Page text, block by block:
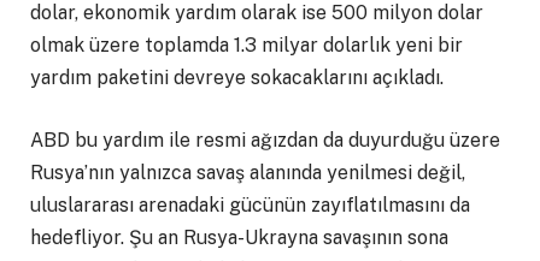
dolar, ekonomik yardım olarak ise 500 milyon dolar
olmak üzere toplamda 1.3 milyar dolarlık yeni bir
yardım paketini devreye sokacaklarını açıkladı.
ABD bu yardım ile resmi ağızdan da duyurduğu üzere
Rusya’nın yalnızca savaş alanında yenilmesi değil,
uluslararası arenadaki gücünün zayıflatılmasını da
hedefliyor. Şu an Rusya-Ukrayna savaşının sona